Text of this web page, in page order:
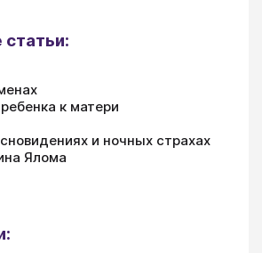
к матери
и ночных страхах
Ялома